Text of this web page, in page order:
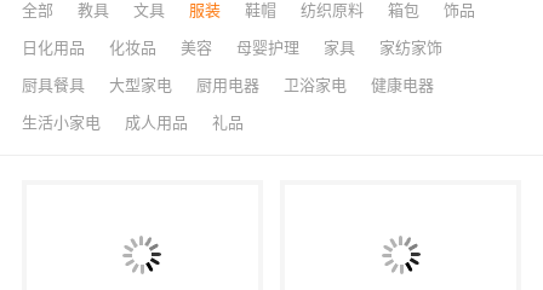
全部 教具 文具 服装 鞋帽 纺织原料 箱包 饰品
日化用品 化妆品 美容 母婴护理 家具 家纺家饰
厨具餐具 大型家电 厨用电器 卫浴家电 健康电器
生活小家电 成人用品 礼品